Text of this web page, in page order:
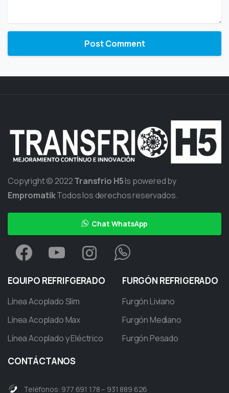
Copyright © 2022Transfrio H5Is powered by
EmpromatikTodos los derechos reservados.
Chat WhatsApp
EQUIPO REFRIFGERADO
Línea Acoplado Slim
Línea Acoplado Max
Línea Acoplado y Eléctrico
FURGÓN REFRIGERADO
Furgón Liviano
Furgón Mediano
Furgón Pesado
CONTÁCTANOS
Teléfonos: 977 691 178 – 931 889 626